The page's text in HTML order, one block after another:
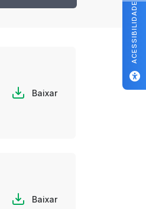
Baixar
Baixar
ACESSIBILIDADE